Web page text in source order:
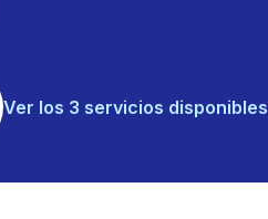
Ver los 3 servicios disponibles